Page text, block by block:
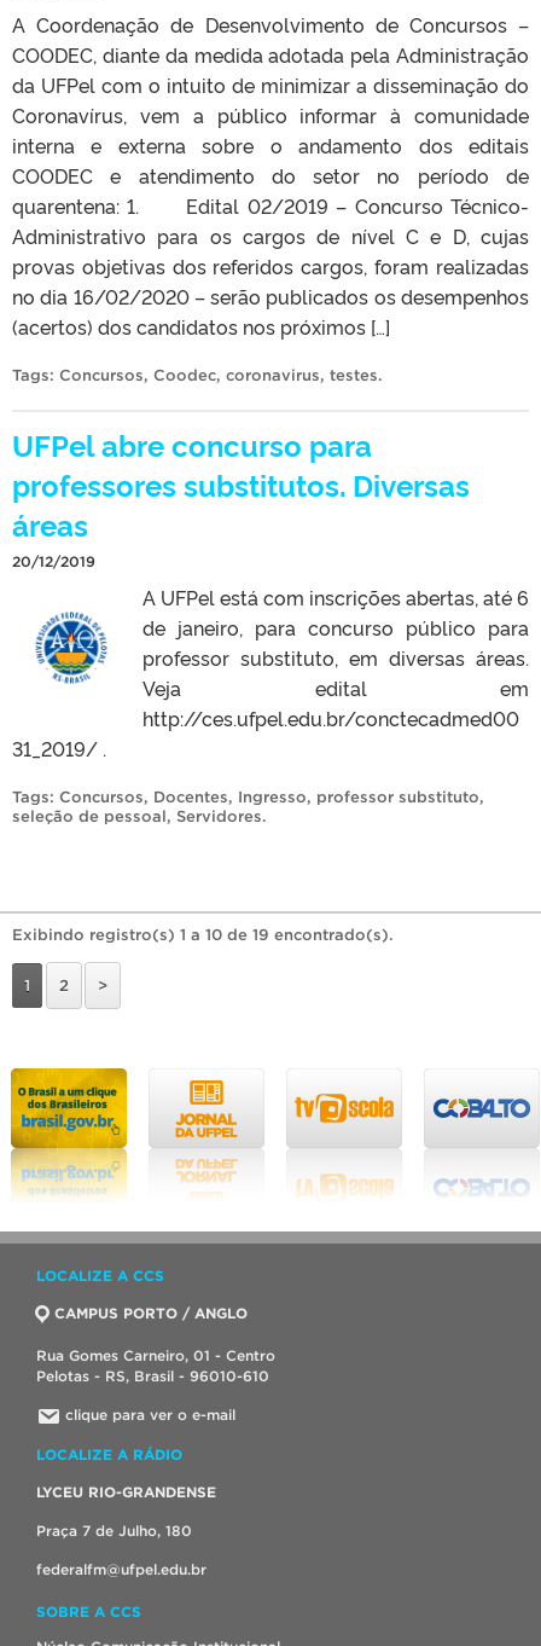
A Coordenação de Desenvolvimento de Concursos –
COODEC, diante da medida adotada pela Administração
da UFPel com o intuito de minimizar a disseminação do
Coronavírus, vem a público informar à comunidade
interna e externa sobre o andamento dos editais
COODEC e atendimento do setor no período de
quarentena: 1. Edital 02/2019 – Concurso Técnico-
Administrativo para os cargos de nível C e D, cujas
provas objetivas dos referidos cargos, foram realizadas
no dia 16/02/2020 – serão publicados os desempenhos
(acertos) dos candidatos nos próximos […]
Tags: Concursos, Coodec, coronavirus, testes.
UFPel abre concurso para
professores substitutos. Diversas
áreas
20/12/2019
A UFPel está com inscrições abertas, até 6
de janeiro, para concurso público para
professor substituto, em diversas áreas.
Veja edital em
http://ces.ufpel.edu.br/conctecadmed00
31_2019/ .
Tags: Concursos, Docentes, Ingresso, professor substituto,
seleção de pessoal, Servidores.
Exibindo registro(s) 1 a 10 de 19 encontrado(s).
1 2 >
LOCALIZE A CCS
CAMPUS PORTO / ANGLO
Rua Gomes Carneiro, 01 - Centro
Pelotas - RS, Brasil - 96010-610
clique para ver o e-mail
LOCALIZE A RÁDIO
LYCEU RIO-GRANDENSE
Praça 7 de Julho, 180
federalfm@ufpel.edu.br
SOBRE A CCS